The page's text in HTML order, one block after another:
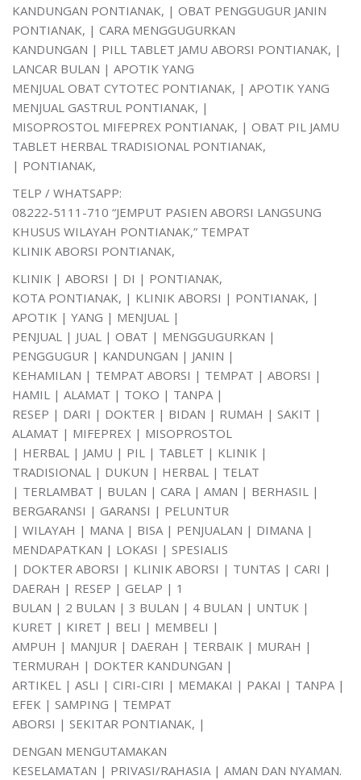
KANDUNGAN PONTIANAK, | OBAT PENGGUGUR JANIN
PONTIANAK, | CARA MENGGUGURKAN
KANDUNGAN | PILL TABLET JAMU ABORSI PONTIANAK, |
LANCAR BULAN | APOTIK YANG
MENJUAL OBAT CYTOTEC PONTIANAK, | APOTIK YANG
MENJUAL GASTRUL PONTIANAK, |
MISOPROSTOL MIFEPREX PONTIANAK, | OBAT PIL JAMU
TABLET HERBAL TRADISIONAL PONTIANAK,
| PONTIANAK,
TELP / WHATSAPP:
08222-5111-710 “JEMPUT PASIEN ABORSI LANGSUNG
KHUSUS WILAYAH PONTIANAK,” TEMPAT
KLINIK ABORSI PONTIANAK,
KLINIK | ABORSI | DI | PONTIANAK,
KOTA PONTIANAK, | KLINIK ABORSI | PONTIANAK, |
APOTIK | YANG | MENJUAL |
PENJUAL | JUAL | OBAT | MENGGUGURKAN |
PENGGUGUR | KANDUNGAN | JANIN |
KEHAMILAN | TEMPAT ABORSI | TEMPAT | ABORSI |
HAMIL | ALAMAT | TOKO | TANPA |
RESEP | DARI | DOKTER | BIDAN | RUMAH | SAKIT |
ALAMAT | MIFEPREX | MISOPROSTOL
| HERBAL | JAMU | PIL | TABLET | KLINIK |
TRADISIONAL | DUKUN | HERBAL | TELAT
| TERLAMBAT | BULAN | CARA | AMAN | BERHASIL |
BERGARANSI | GARANSI | PELUNTUR
| WILAYAH | MANA | BISA | PENJUALAN | DIMANA |
MENDAPATKAN | LOKASI | SPESIALIS
| DOKTER ABORSI | KLINIK ABORSI | TUNTAS | CARI |
DAERAH | RESEP | GELAP | 1
BULAN | 2 BULAN | 3 BULAN | 4 BULAN | UNTUK |
KURET | KIRET | BELI | MEMBELI |
AMPUH | MANJUR | DAERAH | TERBAIK | MURAH |
TERMURAH | DOKTER KANDUNGAN |
ARTIKEL | ASLI | CIRI-CIRI | MEMAKAI | PAKAI | TANPA |
EFEK | SAMPING | TEMPAT
ABORSI | SEKITAR PONTIANAK, |
DENGAN MENGUTAMAKAN
KESELAMATAN | PRIVASI/RAHASIA | AMAN DAN NYAMAN.